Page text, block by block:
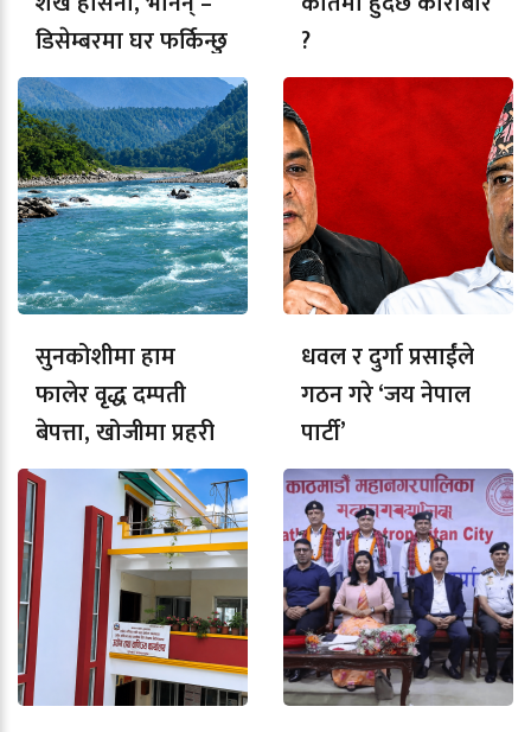
डिसेम्बरमा घर फर्किन्छु
?
सुनकोशीमा हाम
फालेर वृद्ध दम्पती
बेपत्ता, खोजीमा प्रहरी
धवल र दुर्गा प्रसाईंले
गठन गरे ‘जय नेपाल
पार्टी’